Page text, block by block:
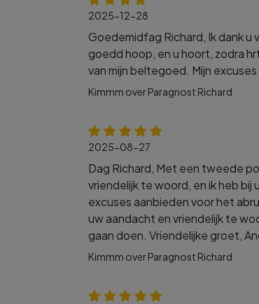
2025-12-28
Goedemidfag Richard, Ik dank
goedd hoop, en u hoort, zodra
van mijn beltegoed. Mijn
Kimmm over Paragnost Richard
2025-08-27
Dag Richard, Met een tweede
vriendelijk te woord, en ik heb bij
excuses aanbieden voor het
uw aandacht en vriendelijk te
gaan doen. Vriendelijke groet,
Kimmm over Paragnost Richard